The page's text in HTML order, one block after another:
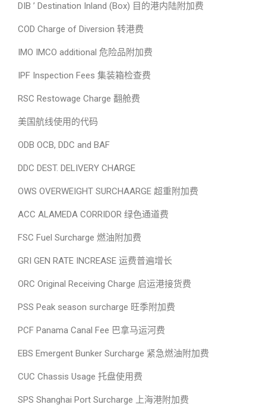
DIB ’ Destination Inland (Box) 目的港内陆附加费
COD Charge of Diversion 转港费
IMO IMCO additional 危险品附加费
IPF Inspection Fees 集装箱检查费
RSC Restowage Charge 翻舱费
美国航线使用的代码
ODB OCB, DDC and BAF
DDC DEST. DELIVERY CHARGE
OWS OVERWEIGHT SURCHAARGE 超重附加费
ACC ALAMEDA CORRIDOR 绿色通道费
FSC Fuel Surcharge 燃油附加费
GRI GEN RATE INCREASE 运费普遍增长
ORC Original Receiving Charge 启运港接货费
PSS Peak season surcharge 旺季附加费
PCF Panama Canal Fee 巴拿马运河费
EBS Emergent Bunker Surcharge 紧急燃油附加费
CUC Chassis Usage 托盘使用费
SPS Shanghai Port Surcharge 上海港附加费